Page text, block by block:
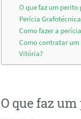
O que faz um
Perícia
Como fazer a
Como contratar um
Vitória?
O que faz